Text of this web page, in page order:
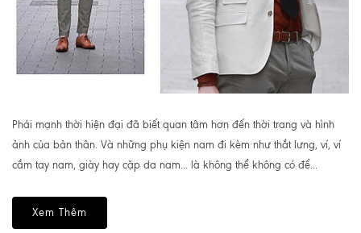
Phái mạnh thời hiện đại đã biết quan tâm hơn đến thời trang và hình
ảnh của bản thân. Và những phụ kiện nam đi kèm như thắt lưng, ví, ví
cầm tay nam, giày hay cặp da nam... là không thể không có để...
Xem Thêm